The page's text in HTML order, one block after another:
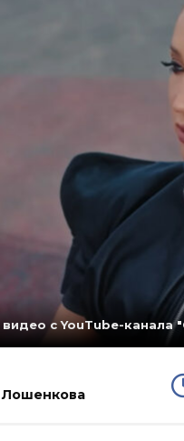
с YouTube-канала